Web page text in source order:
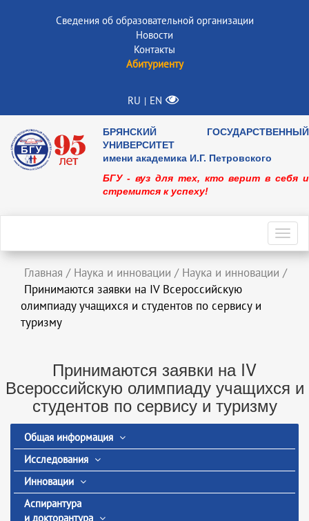
Сведения об образовательной организации
Новости
Контакты
Абитуриенту
RU | EN
БРЯНСКИЙ ГОСУДАРСТВЕННЫЙ
УНИВЕРСИТЕТ
имени академика И.Г. Петровского
БГУ - вуз для тех, кто верит в себя и
стремится к успеху!
Главная / Наука и инновации / Наука и инновации /
Принимаются заявки на IV Всероссийскую
олимпиаду учащихся и студентов по сервису и
туризму
Принимаются заявки на IV
Всероссийскую олимпиаду учащихся и
студентов по сервису и туризму
Общая информация
Исследования
Инновации
Аспирантура
и докторантура